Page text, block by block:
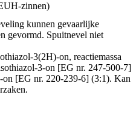
zinnen)
kunnen gevaarlijke
gevormd. Spuitnevel niet
3(2H)-on, reactiemassa
3-on [EG nr. 247-500-7]
[EG nr. 220-239-6] (3:1). Kan